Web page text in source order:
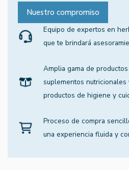
Nuestro compromiso
Equipo de expertos en
que te brindará
Amplia gama de
suplementos nutricionales
productos de higiene y
Proceso de compra
una experiencia fluida y